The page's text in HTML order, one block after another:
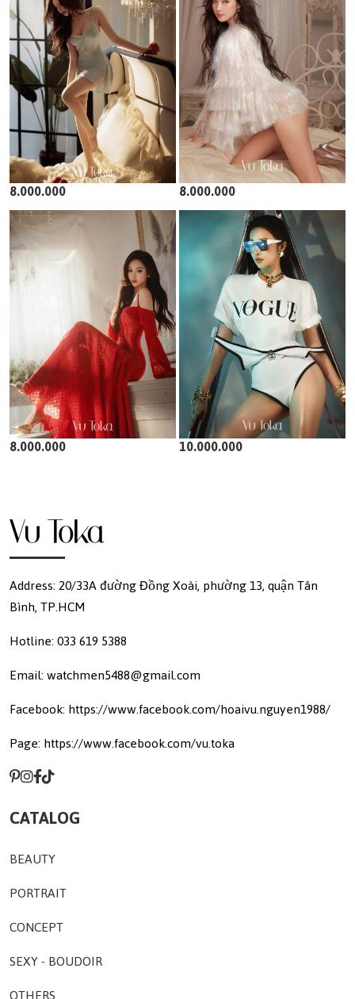
8.000.000 8.000.000
8.000.000 10.000.000
Address: 20/33A đường Đồng Xoài, phường 13, quận Tân
Bình, TP.HCM
Hotline: 033 619 5388
Email: watchmen5488@gmail.com
Facebook: https://www.facebook.com/hoaivu.nguyen1988/
Page: https://www.facebook.com/vu.toka
CATALOG
BEAUTY
PORTRAIT
CONCEPT
SEXY - BOUDOIR